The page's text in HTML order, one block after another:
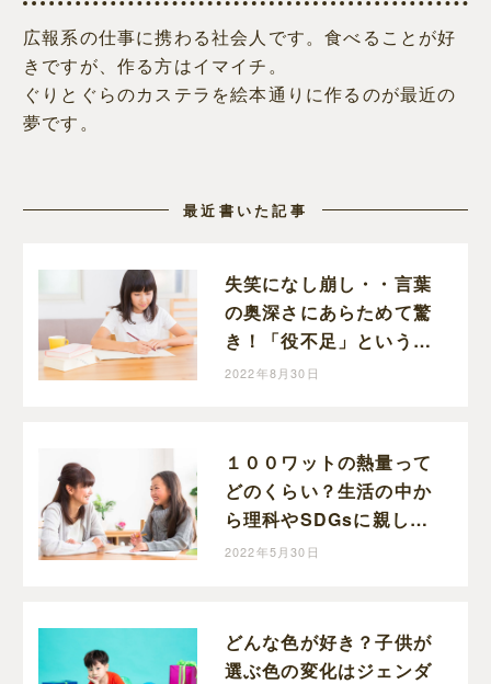
広報系の仕事に携わる社会人です。食べることが好
きですが、作る方はイマイチ。
ぐりとぐらのカステラを絵本通りに作るのが最近の
夢です。
最近書いた記事
失笑になし崩し・・言葉
の奥深さにあらためて驚
き！「役不足」という言
葉から認識を新たにした
2022年8月30日
１００ワットの熱量って
どのくらい？生活の中か
ら理科やSDGsに親しむ
きっかけになるかも！
2022年5月30日
どんな色が好き？子供が
選ぶ色の変化はジェンダ